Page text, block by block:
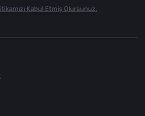
Kabul Etmiş Olursunuz.